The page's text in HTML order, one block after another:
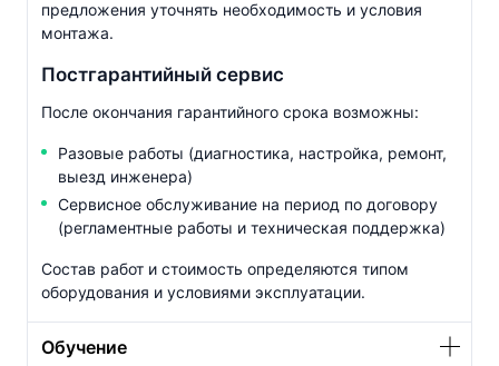
предложения уточнять необходимость и условия
монтажа.
Постгарантийный сервис
После окончания гарантийного срока возможны:
Разовые работы (диагностика, настройка, ремонт,
выезд инженера)
Сервисное обслуживание на период по договору
(регламентные работы и техническая поддержка)
Состав работ и стоимость определяются типом
оборудования и условиями эксплуатации.
Обучение